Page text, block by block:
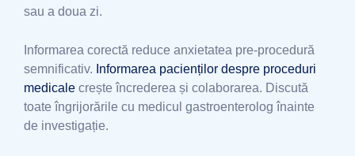
sau a doua zi.
Informarea corectă reduce anxietatea pre-procedură
semnificativ. Informarea pacienților despre proceduri
medicale crește încrederea și colaborarea. Discută
toate îngrijorările cu medicul gastroenterolog înainte
de investigație.